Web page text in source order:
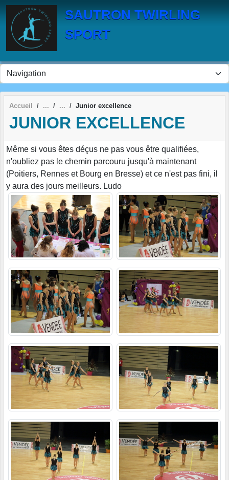
SAUTRON TWIRLING
SPORT
Accueil Junior excellence
JUNIOR EXCELLENCE
Même si vous êtes déçus ne pas vous être qualifiées,
n'oubliez pas le chemin parcouru jusqu'à maintenant
(Poitiers, Rennes et Bourg en Bresse) et ce n'est pas fini, il
y aura des jours meilleurs. Ludo
Panneau de gestion des cookies